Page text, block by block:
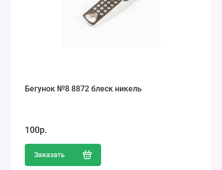
Бегунок №8 8872 блеск никель
100р.
Заказать